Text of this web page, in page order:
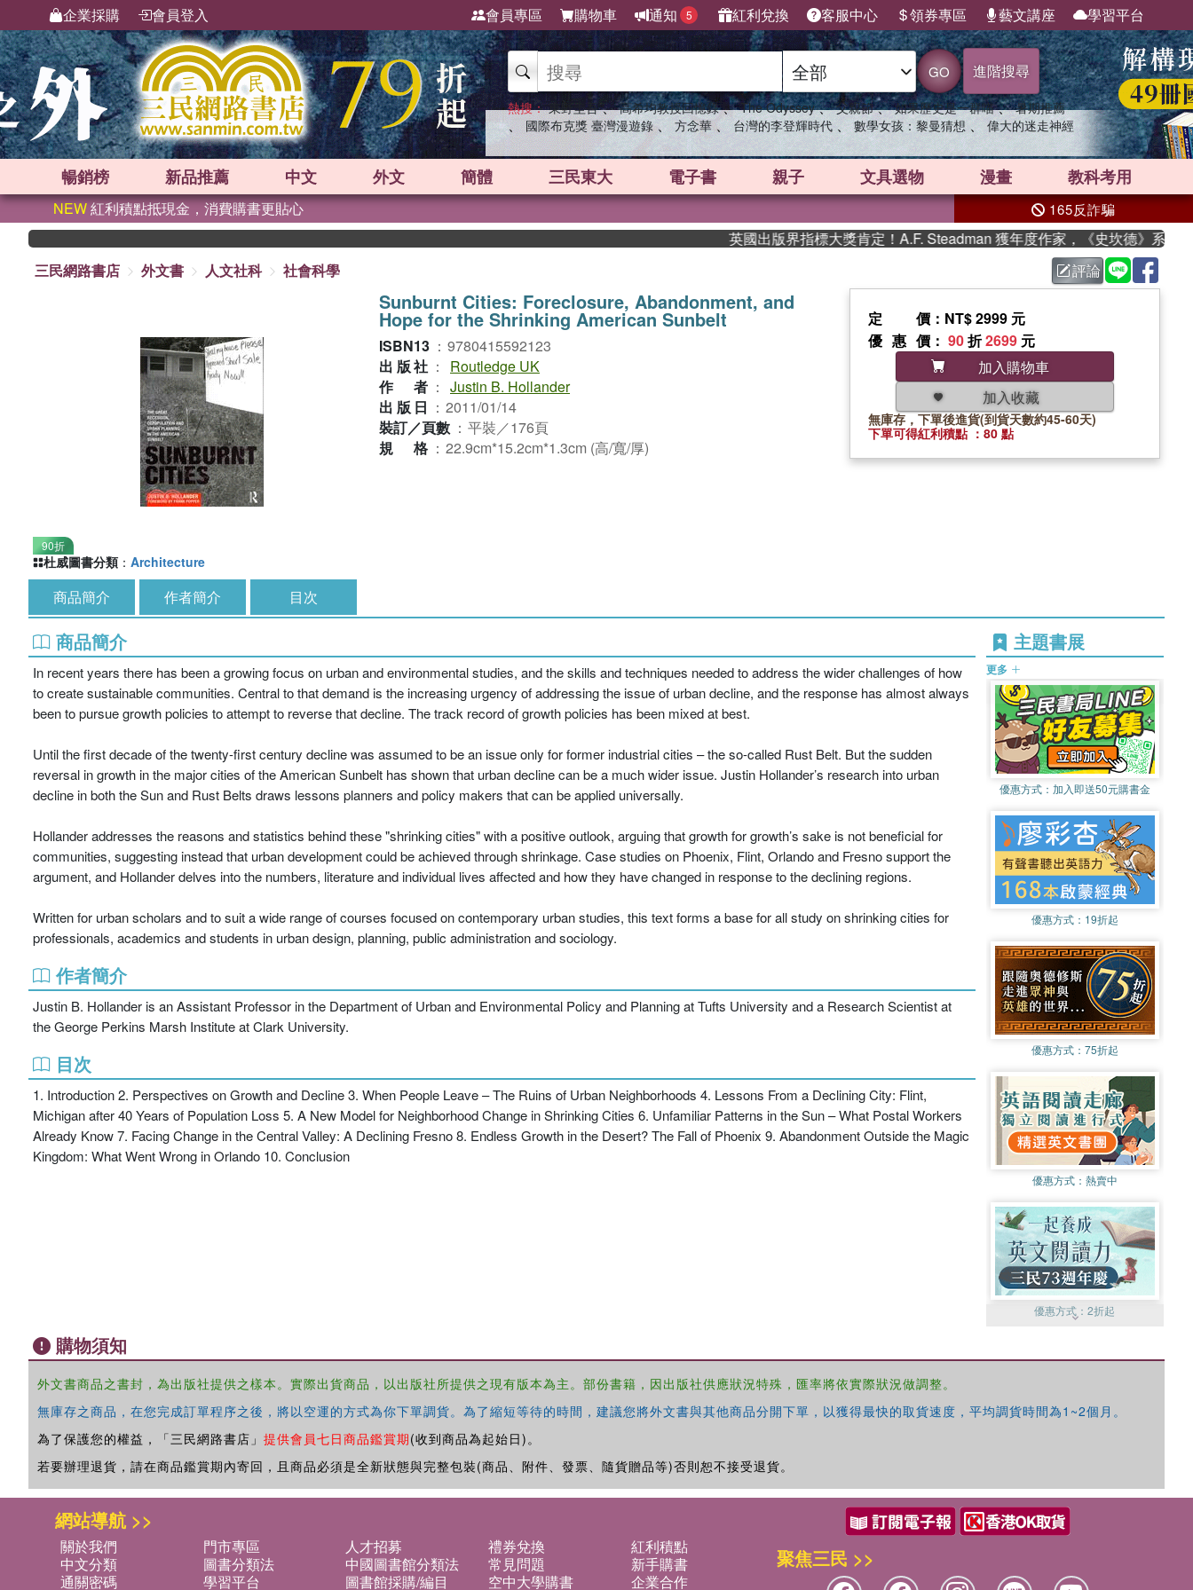
企業採購 會員登入 會員專區 購物車 通知 5 紅利兌換 客服中心 領券專區 藝文講座 學習平台
GO 進階搜尋
熱搜： 東野圭吾 、 高希均教授回憶錄 、 The Odyssey 、 父親節 、 如果歷史是一群喵 、 暑期推薦
、 國際布克獎 臺灣漫遊錄 、 方念華 、 台灣的李登輝時代 、 數學女孩：黎曼猜想 、 偉大的迷走神經
暢銷榜 新品推薦 中文 外文 簡體 三民東大 電子書 親子 文具選物 漫畫 教科考用
NEW紅利積點抵現金，消費購書更貼心 165反詐騙
英國出版界指標大獎肯定！A.F. Steadman 獲年度作家，《史坎德》系列帶你
三民網路書店
外文書 人文社科 社會科學 評論
90折
Sunburnt Cities: Foreclosure, Abandonment, and
Hope for the Shrinking American Sunbelt
ISBN13 ： 9780415592123
出版社 ：
Routledge UK
作者 ： Justin B. Hollander
出版日 ： 2011/01/14
裝訂／頁數 ： 平裝／176頁
規格 ： 22.9cm*15.2cm*1.3cm (高/寬/厚)
定價 ：NT$ 2999 元
優惠價 ： 90折2699 元
加入購物車
加入收藏
無庫存，下單後進貨(到貨天數約45-60天)
下單可得紅利積點 ：80 點
杜威圖書分類 ： Architecture
商品簡介 作者簡介 目次
商品簡介
In recent years there has been a growing focus on urban and environmental studies, and the skills and techniques needed to address the wider challenges of how
to create sustainable communities. Central to that demand is the increasing urgency of addressing the issue of urban decline, and the response has almost always
been to pursue growth policies to attempt to reverse that decline. The track record of growth policies has been mixed at best.
Until the first decade of the twenty-first century decline was assumed to be an issue only for former industrial cities – the so-called Rust Belt. But the sudden
reversal in growth in the major cities of the American Sunbelt has shown that urban decline can be a much wider issue. Justin Hollander’s research into urban
decline in both the Sun and Rust Belts draws lessons planners and policy makers that can be applied universally.
Hollander addresses the reasons and statistics behind these "shrinking cities" with a positive outlook, arguing that growth for growth’s sake is not beneficial for
communities, suggesting instead that urban development could be achieved through shrinkage. Case studies on Phoenix, Flint, Orlando and Fresno support the
argument, and Hollander delves into the numbers, literature and individual lives affected and how they have changed in response to the declining regions.
Written for urban scholars and to suit a wide range of courses focused on contemporary urban studies, this text forms a base for all study on shrinking cities for
professionals, academics and students in urban design, planning, public administration and sociology.
作者簡介
Justin B. Hollander is an Assistant Professor in the Department of Urban and Environmental Policy and Planning at Tufts University and a Research Scientist at
the George Perkins Marsh Institute at Clark University.
目次
1. Introduction 2. Perspectives on Growth and Decline 3. When People Leave – The Ruins of Urban Neighborhoods 4. Lessons From a Declining City: Flint,
Michigan after 40 Years of Population Loss 5. A New Model for Neighborhood Change in Shrinking Cities 6. Unfamiliar Patterns in the Sun – What Postal Workers
Already Know 7. Facing Change in the Central Valley: A Declining Fresno 8. Endless Growth in the Desert? The Fall of Phoenix 9. Abandonment Outside the Magic
Kingdom: What Went Wrong in Orlando 10. Conclusion
主題書展
更多
優惠方式： 加入即送50元購書金
優惠方式： 19折起
優惠方式： 75折起
優惠方式： 熱賣中
優惠方式：2折起
購物須知
外文書商品之書封，為出版社提供之樣本。實際出貨商品，以出版社所提供之現有版本為主。部份書籍，因出版社供應狀況特殊，匯率將依實際狀況做調整。
無庫存之商品，在您完成訂單程序之後，將以空運的方式為你下單調貨。為了縮短等待的時間，建議您將外文書與其他商品分開下單，以獲得最快的取貨速度，平均調貨時間為1~2個月。
為了保護您的權益，「三民網路書店」 提供會員七日商品鑑賞期(收到商品為起始日)。
若要辦理退貨，請在商品鑑賞期內寄回，且商品必須是全新狀態與完整包裝(商品、附件、發票、隨貨贈品等)否則恕不接受退貨。
網站導航 >>
關於我們 門市專區 人才招募 禮券兌換
紅利積點
中文分類
圖書分類法 中國圖書館分類法 常見問題
新手購書
通關密碼
學習平台 圖書館採購/編目 空中大學購書
企業合作
聚焦三民 >>